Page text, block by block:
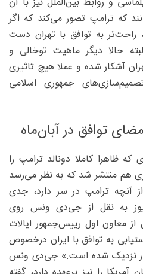
که ترامپ تصور می‌کند که اگر
راحت‌تر به توافق با تهران دست
حالا دیگر ماهیت توخالی و
آشکار شده و عملا هیچ تاثیری
جمهوری اسلامی
توافق در آبان‌ماه
که ظاهرا کاملا دونالد ترامپ را
هم منتشر شد که به نظر می‌رسد
ترامپ در سر دارد، جدی
به نقل از جی‌دی ونس روی
معاون اول رییس‌جمهور ایالات
به توافق با ایران درخصوص
نزدیک شده است.» جی‌دی ونس